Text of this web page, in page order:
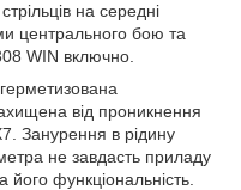
на середні
центрального бою та
WIN включно.
від проникнення
Занурення в рідину
не завдасть приладу
функціональність.